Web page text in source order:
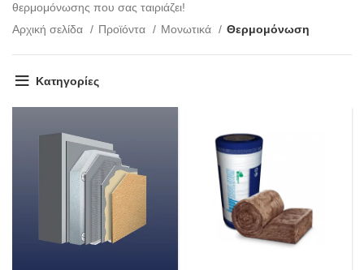
θερμομόνωσης που σας ταιριάζει!
Αρχική σελίδα
Προϊόντα Μονωτικά Θερμομόνωση
Κατηγορίες